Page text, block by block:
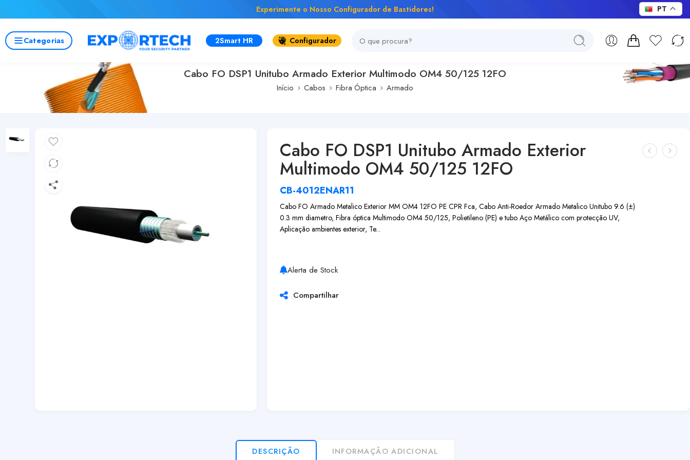
Experimente o Nosso Configurador de Bastidores!
Categorias 2Smart HR Configurador
Cabo FO DSP1 Unitubo Armado Exterior Multimodo OM4 50/125 12FO
Início Cabos Fibra Óptica Armado
Cabo FO DSP1 Unitubo Armado Exterior
Multimodo OM4 50/125 12FO
CB-4012ENAR11
Cabo FO Armado Metalico Exterior MM OM4 12FO PE CPR Fca, Cabo Anti-Roedor Armado Metalico Unitubo 9.6 (±)
0.3 mm diametro, Fibra óptica Multimodo OM4 50/125, Polietileno (PE) e tubo Aço Metálico com protecção UV,
Aplicação ambientes exterior, Te...
Alerta de Stock
Compartilhar
DESCRIÇÃO INFORMAÇÃO ADICIONAL
PT